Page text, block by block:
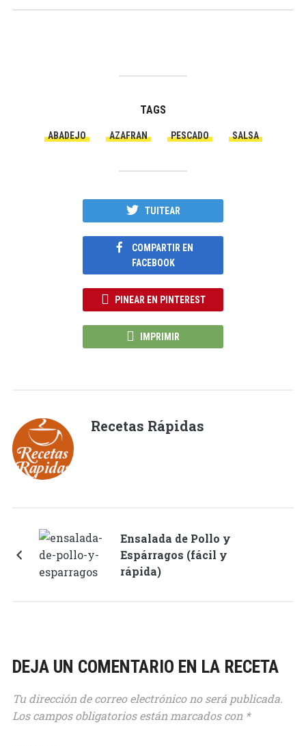
TAGS
ABADEJO AZAFRAN PESCADO SALSA
TUITEAR
COMPARTIR EN
FACEBOOK
PINEAR EN PINTEREST
IMPRIMIR
Recetas Rápidas
Ensalada de Pollo y
Espárragos (fácil y
rápida)
DEJA UN COMENTARIO EN LA RECETA
Tu dirección de correo electrónico no será publicada.
Los campos obligatorios están marcados con *